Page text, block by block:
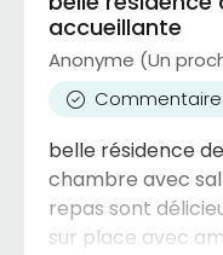
accueillante
Anonyme (Un
belle résidence
chambre avec
repas sont
sur place avec